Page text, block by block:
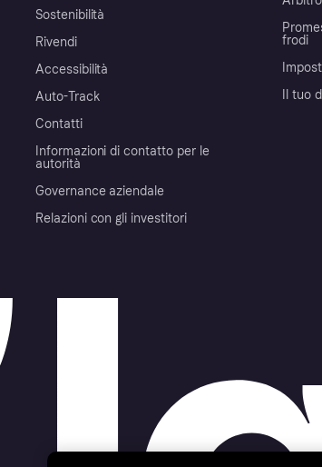
Sostenibilità
Rivendi
Accessibilità
Auto-Track
Contatti
Informazioni di contatto per le
autorità
Governance aziendale
Relazioni con gli investitori
frodi
Il tuo